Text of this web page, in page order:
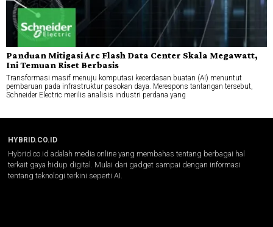
Panduan Mitigasi Arc Flash Data Center Skala Megawatt,
Ini Temuan Riset Berbasis
Transformasi masif menuju komputasi kecerdasan buatan (AI) menuntut
pembaruan pada infrastruktur pasokan daya. Merespons tantangan tersebut,
Schneider Electric merilis analisis industri perdana yang
HYBRID.CO.ID
Hybrid.co.id adalah media online yang membahas tentang berbagai hal
terkait gaya hidup digital. Mulai dari gadget sampai dengan informasi
tentang teknologi terkini seperti AI.